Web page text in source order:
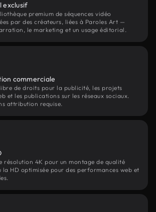
exclusif
premium de séquences vidéo
par des créateurs, liées à Paroles Art —
le marketing et un usage éditorial.
commerciale
de droits pour la publicité, les projets
et les publications sur les réseaux sociaux.
attribution requise.
résolution 4K pour un montage de qualité
la HD optimisée pour des performances web et